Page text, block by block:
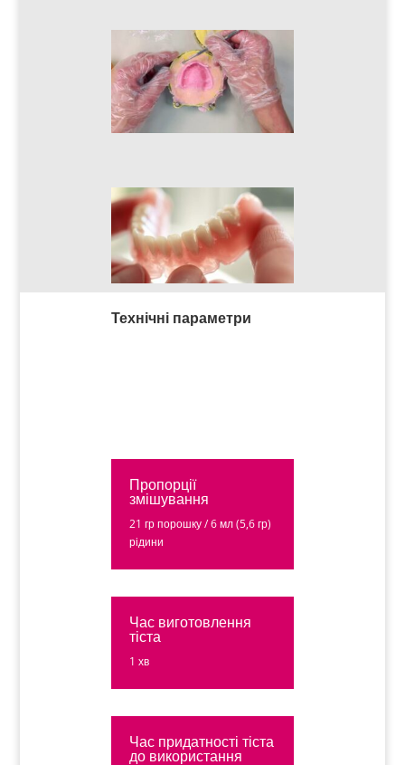
Технічні параметри
Пропорції
змішування
21 гр порошку / 6 мл (5,6 гр)
рідини
Час виготовлення
тіста
1 хв
Час придатності тіста
до використання